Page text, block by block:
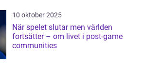
10 oktober 2025
När spelet slutar men världen
fortsätter – om livet i post-game
communities